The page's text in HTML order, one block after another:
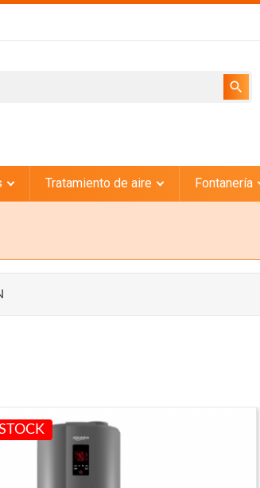
search
Tratamiento de aire Fontanería